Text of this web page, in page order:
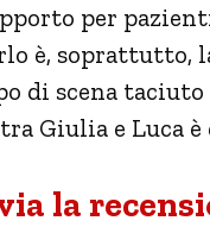
per
è,
di scena taciuto
Giulia e Luca
la